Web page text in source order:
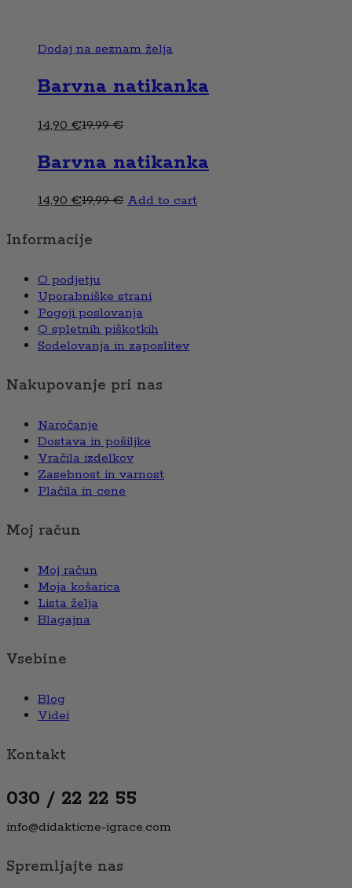
Dodaj na seznam želja
Barvna natikanka
14,90 €19,99€
Barvna natikanka
14,90€19,99€ Add to cart
Informacije
O podjetju
Uporabniške strani
Pogoji poslovanja
O spletnih piškotkih
Sodelovanja in zaposlitev
Nakupovanje pri nas
Naročanje
Dostava in pošiljke
Vračila izdelkov
Zasebnost in varnost
Plačila in cene
Moj račun
Moj račun
Moja košarica
Lista želja
Blagajna
Vsebine
Blog
Videi
Kontakt
030 / 22 22 55
info@didakticne-igrace.com
Spremljajte nas